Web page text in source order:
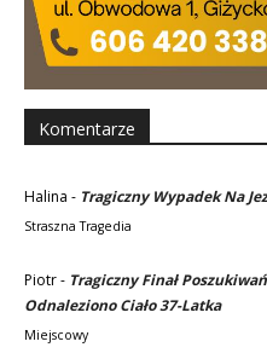
Komentarze
Halina - Tragiczny Wypadek Na
Straszna Tragedia
Piotr- Tragiczny Finał
Odnaleziono Ciało 37-Latka
Miejscowy